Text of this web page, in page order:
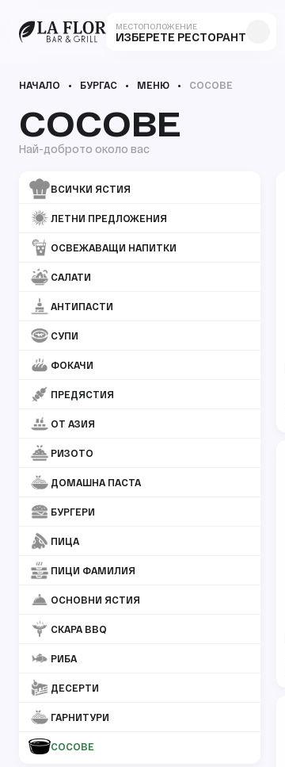
МЕСТОПОЛОЖЕНИЕ
ИЗБЕРЕТЕ РЕСТОРАНТ
НАЧАЛО БУРГАС МЕНЮ СОСОВЕ
СОСОВЕ
Най-доброто около вас
ВСИЧКИ ЯСТИЯ
ЛЕТНИ ПРЕДЛОЖЕНИЯ
ОСВЕЖАВАЩИ НАПИТКИ
САЛАТИ
АНТИПАСТИ
СУПИ
ФОКАЧИ
ПРЕДЯСТИЯ
ОТ АЗИЯ
РИЗОТО
ДОМАШНА ПАСТА
БУРГЕРИ
ПИЦА
ПИЦИ ФАМИЛИЯ
ОСНОВНИ ЯСТИЯ
СКАРА BBQ
РИБА
ДЕСЕРТИ
ГАРНИТУРИ
СОСОВЕ